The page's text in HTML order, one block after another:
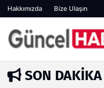
Hakkımızda Bize Ulaşın
SON DAKIKA
3 gün önce